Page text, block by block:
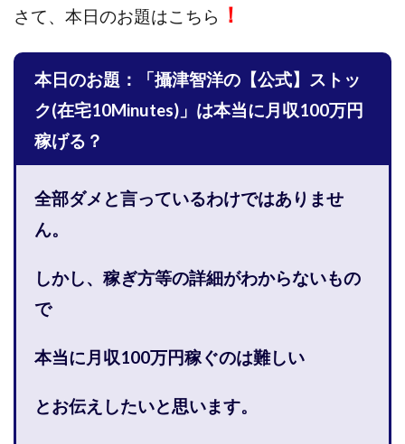
さて、 本日のお題はこちら ！
本日のお題：「攝津智洋の【公式】ストッ
ク(在宅10Minutes)」は本当に月収100万円
稼げる？
全部ダメと言っているわけではありませ
ん。
しかし、稼ぎ方等の詳細がわからないもの
で
本当に月収100万円稼ぐのは難しい
とお伝えしたいと思います。
株式会社PRICELESS
株式会社NATURAL NINE
株式会社NEXT LEVEL
株式会社NKcreative
株式会社note
株式会社OMT
株式会社one
株式会社ORIT
株式会社PACHA(パチャ)
株式会社PLUM
株式会社PROGRESS
株式会社SD TRUST
株式会社Seven stud
株式会社SixSence
株式会社Axio
株式会社FlowRace
株式会社Bell tree
株式会社BLOOM